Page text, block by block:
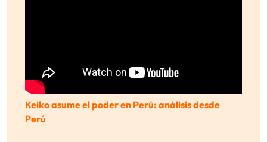
Keiko asume el poder en Perú: análisis desde
Perú